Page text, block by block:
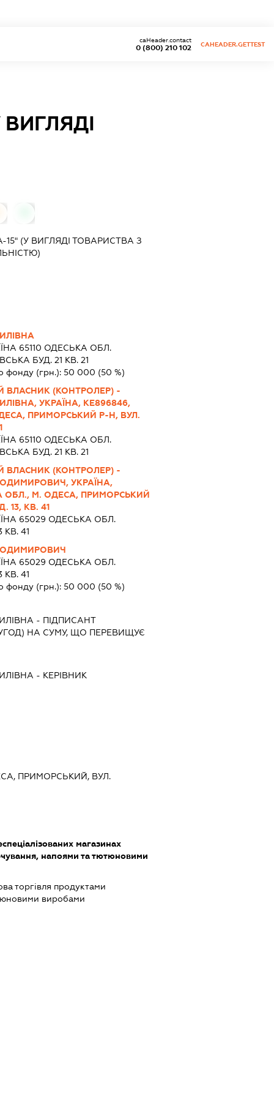
0 (800) 210 102
caHeader.contact
CAHEADER.GETTEST
(У ВИГЛЯДІ ТОВАРИСТВА З
65110 ОДЕСЬКА ОБЛ.
БУД. 21 КВ. 21
фонду (грн.):50 000 (50 %)
ВЛАСНИК (КОНТРОЛЕР) -
УКРАЇНА, КЕ896846,
ПРИМОРСЬКИЙ Р-Н, ВУЛ.
65110 ОДЕСЬКА ОБЛ.
БУД. 21 КВ. 21
ВЛАСНИК (КОНТРОЛЕР) -
УКРАЇНА,
ОБЛ., М. ОДЕСА, ПРИМОРСЬКИЙ
13, КВ. 41
65029 ОДЕСЬКА ОБЛ.
41
65029 ОДЕСЬКА ОБЛ.
41
фонду (грн.):50 000 (50 %)
- ПІДПИСАНТ
НА СУМУ, ЩО ПЕРЕВИЩУЄ
- КЕРІВНИК
ПРИМОРСЬКИЙ, ВУЛ.
магазинах
напоями та тютюновими
торгівля продуктами
виробами